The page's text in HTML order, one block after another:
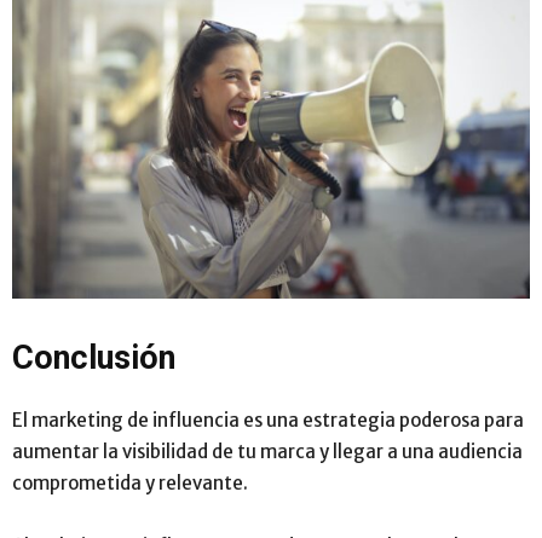
Conclusión
El marketing de influencia es una estrategia poderosa para
aumentar la visibilidad de tu marca y llegar a una audiencia
comprometida y relevante.